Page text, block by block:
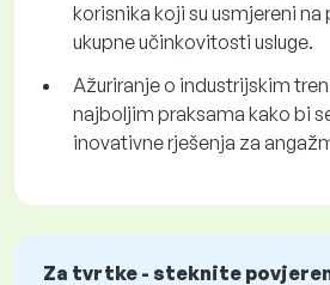
korisnika koji su usmjereni
ukupne učinkovitosti usluge.
Ažuriranje o industrijskim
najboljim praksama kako bi
inovativne rješenja za
Za tvrtke - steknite